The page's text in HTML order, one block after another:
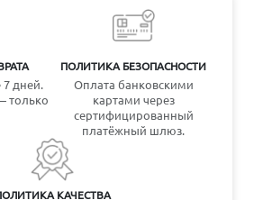
7 дней.
только
ПОЛИТИКА БЕЗОПАСНОСТИ
Оплата банковскими
картами через
сертифицированный
платёжный шлюз.
КАЧЕСТВА